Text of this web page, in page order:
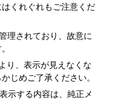
くれぐれもご注意くだ
理されており、故意に
り、表示が見えなくな
じめご了承ください。
示する内容は、純正メ